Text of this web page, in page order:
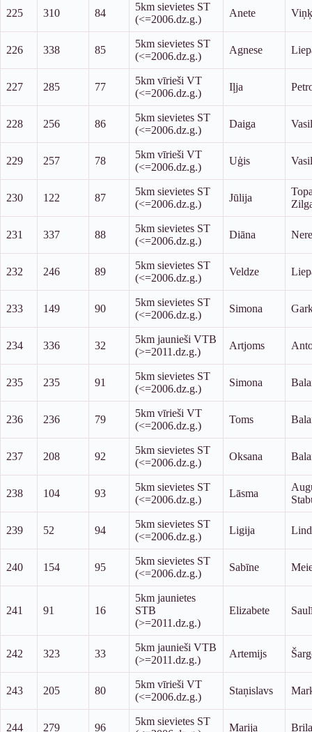
225 310 84
5km sievietes ST
(<=2006.dz.g.)
Anete
226 338 85
5km sievietes ST
(<=2006.dz.g.)
Agnese
227 285 77
5km vīrieši VT
(<=2006.dz.g.)
Iļja
228 256 86
5km sievietes ST
(<=2006.dz.g.)
Daiga
229 257 78
5km vīrieši VT
(<=2006.dz.g.)
Uģis
230 122 87
5km sievietes ST
(<=2006.dz.g.)
Jūlija
231 337 88
5km sievietes ST
(<=2006.dz.g.)
Diāna
232 246 89
5km sievietes ST
(<=2006.dz.g.)
Veldze
233 149 90
5km sievietes ST
(<=2006.dz.g.)
Simona
234 336 32
5km jaunieši VTB
(>=2011.dz.g.)
Artjoms
235 235 91
5km sievietes ST
(<=2006.dz.g.)
Simona
236 236 79
5km vīrieši VT
(<=2006.dz.g.)
Toms
237 208 92
5km sievietes ST
(<=2006.dz.g.)
Oksana
238 104 93
5km sievietes ST
(<=2006.dz.g.)
Lāsma
239 52 94
5km sievietes ST
(<=2006.dz.g.)
Ligija
240 154 95
5km sievietes ST
(<=2006.dz.g.)
Sabīne
241 91 16
5km jaunietes
STB
(>=2011.dz.g.)
Elizabete
242 323 33
5km jaunieši VTB
(>=2011.dz.g.)
Artemijs
243 205 80
5km vīrieši VT
(<=2006.dz.g.)
Staņislavs
244 279 96
5km sievietes ST
Marija Briļa